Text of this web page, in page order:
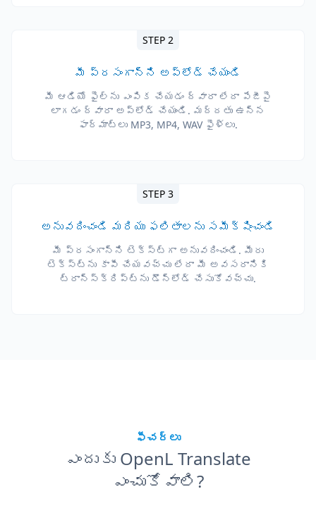
STEP 2
మీ ప్రసంగాన్ని అప్‌లోడ్ చేయండి
మీ ఆడియో ఫైల్‌ను ఎంపిక చేయడం ద్వారా లేదా పేజీపై
లాగడం ద్వారా అప్‌లోడ్ చేయండి. మద్దతు ఉన్న
ఫార్మాట్లు MP3, MP4, WAV ఫైళ్లు.
STEP 3
అనువదించండి మరియు ఫలితాలను సమీక్షించండి
మీ ప్రసంగాన్ని టెక్స్ట్‌గా అనువదించండి. మీరు
టెక్స్ట్‌ను కాపీ చేయవచ్చు లేదా మీ అవసరానికి
ట్రాన్స్క్రిప్ట్‌ను డౌన్‌లోడ్ చేసుకోవచ్చు.
ఫీచర్లు
ఎందుకు OpenL Translate
ఎంచుకోవాలి?